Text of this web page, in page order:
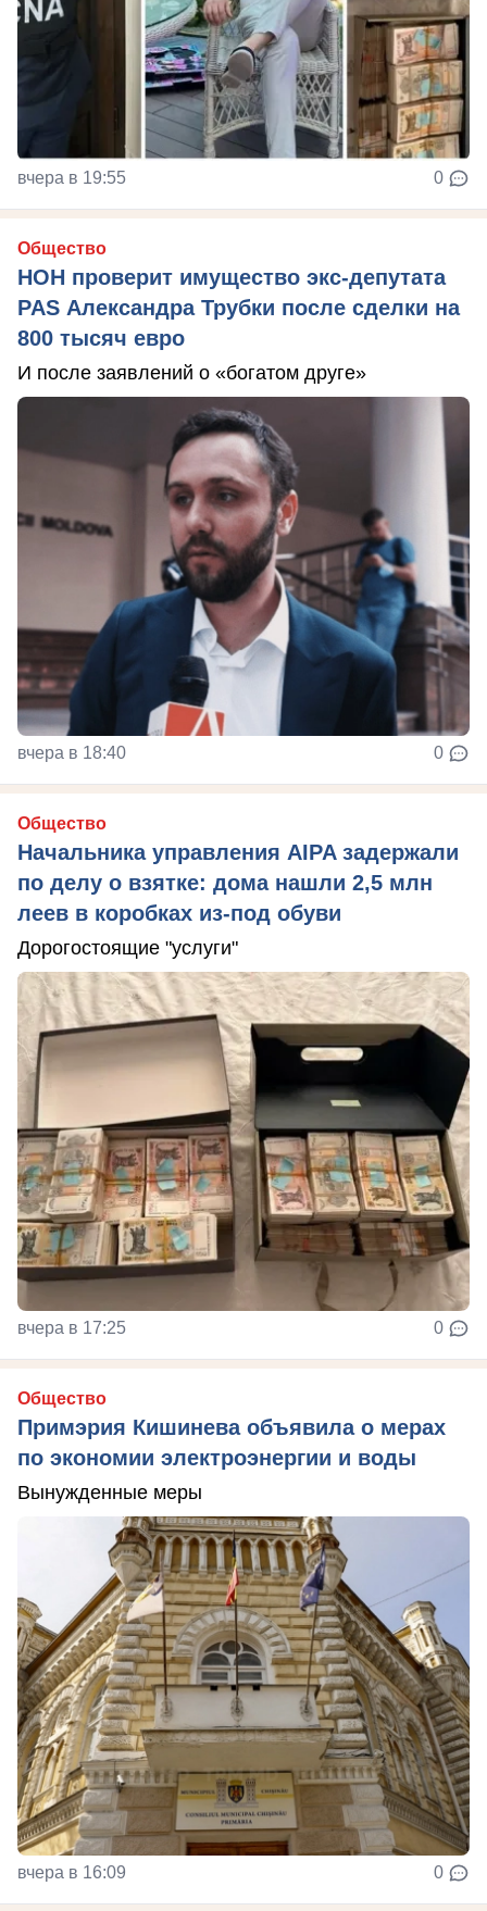
вчера в 19:55 0
Общество
НОН проверит имущество экс-депутата
PAS Александра Трубки после сделки на
800 тысяч евро
И после заявлений о «богатом друге»
вчера в 18:40 0
Общество
Начальника управления AIPA задержали
по делу о взятке: дома нашли 2,5 млн
леев в коробках из-под обуви
Дорогостоящие "услуги"
вчера в 17:25 0
Общество
Примэрия Кишинева объявила о мерах
по экономии электроэнергии и воды
Вынужденные меры
вчера в 16:09 0